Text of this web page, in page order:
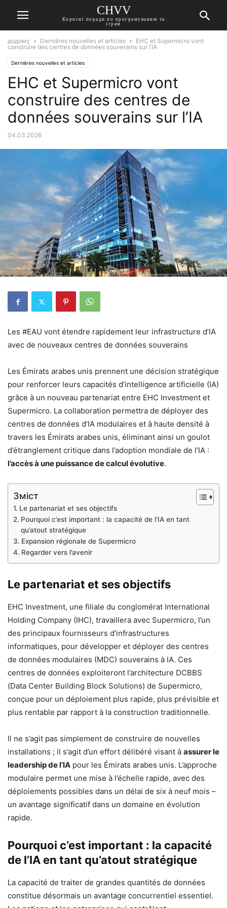
CHVV
Корисні поради по програмуванню та
іграм
додому Dernières nouvelles et articles
EHC et Supermicro vont
construire des centres de données souverains sur l’IA
Dernières nouvelles et articles
EHC et Supermicro vont
construire des centres de
données souverains sur l’IA
04.03.2026
Les #EAU vont étendre rapidement leur infrastructure d’IA
avec de nouveaux centres de données souverains
Les Émirats arabes unis prennent une décision stratégique
pour renforcer leurs capacités d’intelligence artificielle (IA)
grâce à un nouveau partenariat entre EHC Investment et
Supermicro. La collaboration permettra de déployer des
centres de données d’IA modulaires et à haute densité à
travers les Émirats arabes unis, éliminant ainsi un goulot
d’étranglement critique dans l’adoption mondiale de l’IA :
l’accès à une puissance de calcul évolutive.
Зміст
Le partenariat et ses objectifs
Pourquoi c’est important : la capacité de l’IA en tant
qu’atout stratégique
Expansion régionale de Supermicro
Regarder vers l’avenir
Le partenariat et ses objectifs
EHC Investment, une filiale du conglomérat International
Holding Company (IHC), travaillera avec Supermicro, l’un
des principaux fournisseurs d’infrastructures
informatiques, pour développer et déployer des centres
de données modulaires (MDC) souverains à IA. Ces
centres de données exploiteront l’architecture DCBBS
(Data Center Building Block Solutions) de Supermicro,
conçue pour un déploiement plus rapide, plus prévisible et
plus rentable par rapport à la construction traditionnelle.
Il ne s’agit pas simplement de construire de nouvelles
installations ; il s’agit d’un effort délibéré visant à assurer le
leadership de l’IA pour les Émirats arabes unis. L’approche
modulaire permet une mise à l’échelle rapide, avec des
déploiements possibles dans un délai de six à neuf mois –
un avantage significatif dans un domaine en évolution
rapide.
Pourquoi c’est important : la capacité
de l’IA en tant qu’atout stratégique
La capacité de traiter de grandes quantités de données
constitue désormais un avantage concurrentiel essentiel.